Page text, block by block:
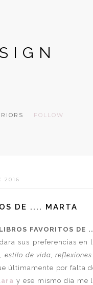
FOLLOW
2016
DE .... MARTA
LIBROS FAVORITOS DE
sus preferencias en
estilo de vida,
últimamente por falta
y ese mismo día me